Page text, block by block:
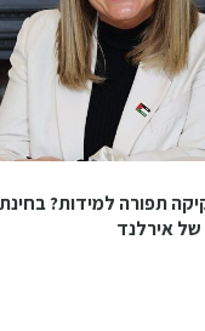
תפורה למידות?
אירלנד